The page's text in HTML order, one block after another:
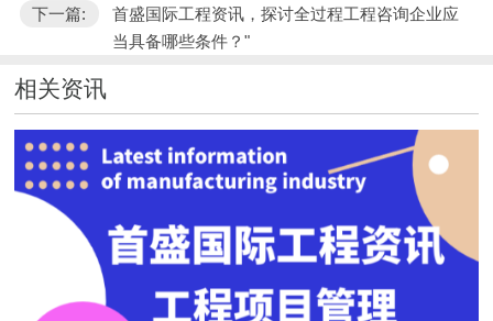
下一篇:
首盛国际工程资讯，探讨全过程工程咨询企业应
当具备哪些条件？"
相关资讯